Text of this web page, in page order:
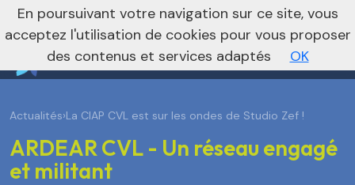
Je m’abonne à la newsletter foncière Vers le site national
Actualités›La CIAP CVL est sur les ondes de Studio Zef !
ARDEAR CVL - Un réseau engagé
et militant
En poursuivant votre navigation sur ce site, vous
acceptez l'utilisation de cookies pour vous proposer
des contenus et services adaptés
OK